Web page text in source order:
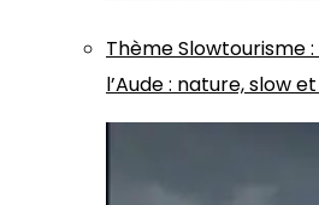
ThèmeSlowtourisme:
l’Aude : nature, slow